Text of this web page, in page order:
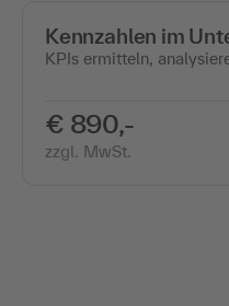
Kennzahlen im
KPIs ermitteln,
€ 890,-
zzgl. MwSt.